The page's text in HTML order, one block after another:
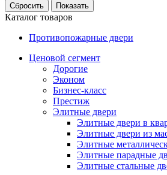
Каталог товаров
Противопожарные двери
Ценовой сегмент
Дорогие
Эконом
Бизнес-класс
Престиж
Элитные двери
Элитные двери в
Элитные двери из
Элитные
Элитные парадные
Элитные стальные